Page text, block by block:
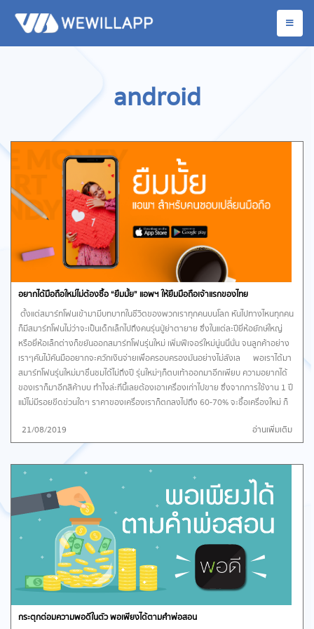
android
อยากได้มือถือใหม่ไม่ต้องซื้อ “ยืมมั้ย” แอพฯ ให้ยืมมือถือเจ้าแรกของไทย
ตั้งแต่สมาร์ทโฟนเข้ามามีบทบาทในชีวิตของพวกเราทุกคนบนโลก หันไปทางไหนทุกคน
ก็มีสมาร์ทโฟนไม่ว่าจะเป็นเด็กเล็กไปถึงคนรุ่นปู่ย่าตายาย ซึ่งในแต่ละปียี่ห้อยักษ์ใหญ่
หรือยี่ห้อเล็กต่างก็ขยันออกสมาร์ทโฟนรุ่นใหม่ เพิ่มฟีเจอร์ใหม่นู่นนี่นั่น จนลูกค้าอย่าง
เราๆคันไม้คันมืออยากจะควักเงินจ่ายเพื่อครอบครองมันอย่างไม่ลังเล พอเราได้มา
สมาร์ทโฟนรุ่นใหม่มาชื่นชมได้ไม่ถึงปี รุ่นใหม่ๆก็ตบเท้าออกมาอีกเพียบ ความอยากได้
ของเราก็มาอีกสิค้าบบ ทำไงล่ะทีนี้เลยต้องเอาเครื่องเก่าไปขาย ซึ่งจากการใช้งาน 1 ปี
แม้ไม่มีรอยขีดข่วนใดๆ ราคาของเครื่องเราก็ตกลงไปถึง 60-70% จะซื้อเครื่องใหม่ ก็
กำลังถูกพูดถึงมากในช่วงนี้ นั่นคือแอพฯ ยืมมั้ย แอพฯที่จะให้เรามีสมาร์ทโฟนใหม่ใช้ทุก
ปี โดยมีขั้นตอนง่ายๆคือ เข้าแอพฯ เลือกยี่ห้อ เลือกรุ่น เลือกการชำระ กดยืนยันแล้วรอ
รับเครื่องอยู่ที่บ้านเลย ง่ายมากกกก ซึ่งในการยืมมือถือจากแอพพลิเคชั่นยืมมั้ยนี้
คุณจะได้เครื่องใหม่แกะกล่องแน่นอน โดยคุณสามารถเลือกซิมการ์ดเพื่อใช้งานได้ทันที
หรือใช้เบอร์เดิมของคุณ การโอนถ่ายข้อมูลจากเครื่องเก่าก็สามารถทำเองที่บ้านได้เลย
ส่วนกรณีที่คุณทำเครื่องตกแตกได้รับความเสียหาย สามารถเคลมเปลี่ยนเครื่องได้ โดย
ไม่คิดค่าบริการเพิ่มแต่อย่างใด เริดไปอีกกกก และหลังจากเช่าครบ 1 ปี คุณจะต้อง
คืนมือถือเครื่องนี้ และรับเงินมัดจำคืน ซึ่งมัดจำจะมากหรือน้อยก็ขึ้นอยู่กับรุ่นของมือ
ถืออีกเช่นเดียวกัน และในการยืมก็ข้อแม้อยู่นิดเดียวก็คือคุณต้องมีบัตรเครดิตหรือ
เดบิตเพื่อใช้ในการชำระเท่านั้นเองค่า อย่างไรก็ตามแอพฯนี้เหมาะสำหรับคนที่ชอบ
เปลี่ยนเครื่องบ่อยๆ หรือหน่วยงาน สำนักงาน ที่ต้องใช้สมาร์ทโฟนให้พนักงานเพื่อใช้ใน
การทำงาน แบบนี้ยังไงก็คุ้มกว่าซื้อแน่นอน โหลดแอพได้ที่นี่เลยจ้า
21/08/2019 อ่านเพิ่มเติม
กระตุกต่อมความพอดีในตัว พอเพียงได้ตามคำพ่อสอน